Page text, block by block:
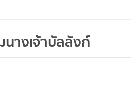
างเจ้าบัลลังก์